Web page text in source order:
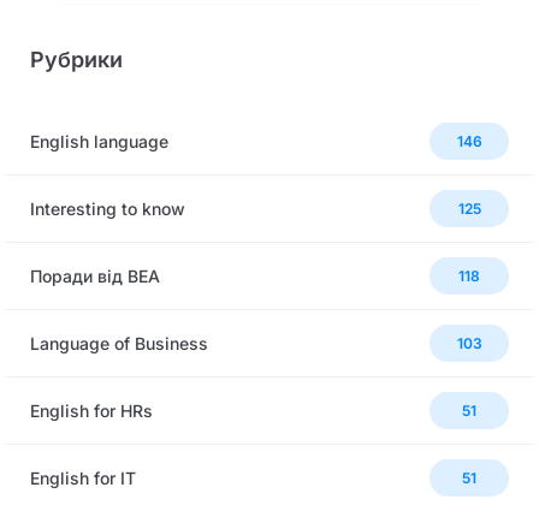
Рубрики
English language 146
Interesting to know 125
Поради від BEA 118
Language of Business 103
English for HRs 51
English for IT 51